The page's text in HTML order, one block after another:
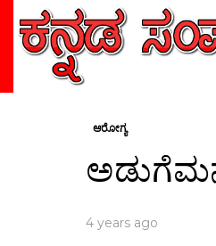
ಆರೋಗ್ಯ
4 years ago